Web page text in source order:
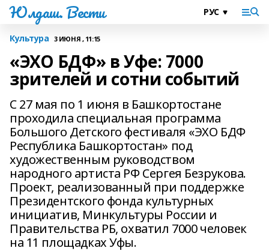
Юлдаш. Вести
Культура 3 ИЮНЯ , 11:15
«ЭХО БДФ» в Уфе: 7000
зрителей и сотни событий
С 27 мая по 1 июня в Башкортостане
проходила специальная программа
Большого Детского фестиваля «ЭХО БДФ
Республика Башкортостан» под
художественным руководством
народного артиста РФ Сергея Безрукова.
Проект, реализованный при поддержке
Президентского фонда культурных
инициатив, Минкультуры России и
Правительства РБ, охватил 7000 человек
на 11 площадках Уфы.